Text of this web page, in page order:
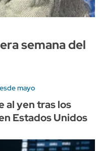
semana del
mayo
al yen tras los
Estados Unidos